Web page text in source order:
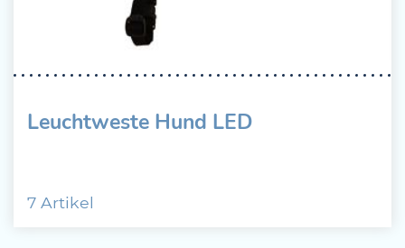
Leuchtweste Hund LED
7 Artikel